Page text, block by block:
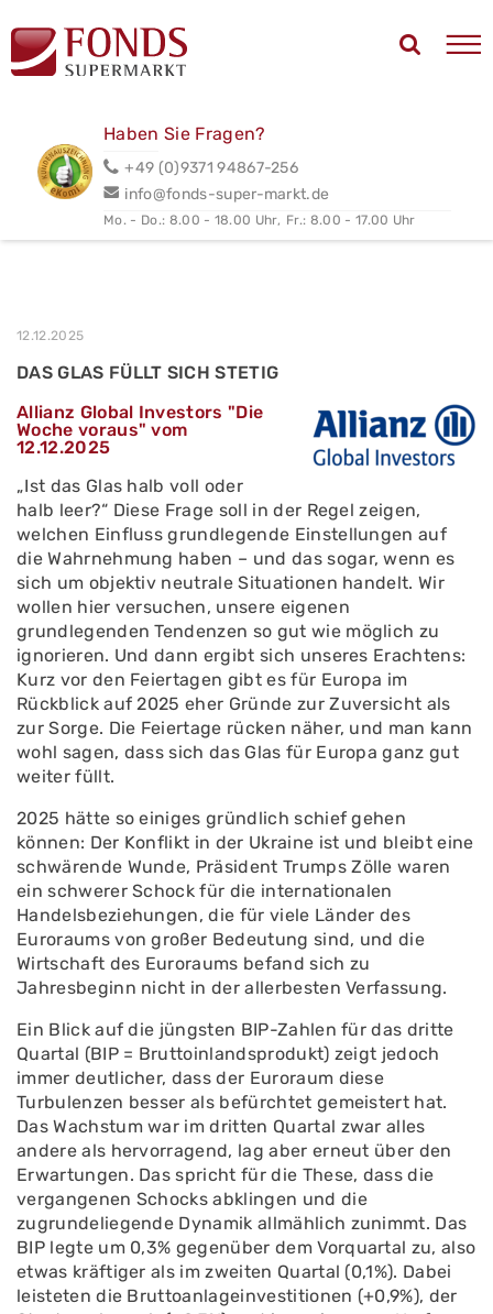
Haben Sie Fragen?
+49 (0)9371 94867-256
info@fonds-super-markt.de
Mo. - Do.: 8.00 - 18.00 Uhr, Fr.: 8.00 - 17.00 Uhr
12.12.2025
DAS GLAS FÜLLT SICH STETIG
Allianz Global Investors "Die
Woche voraus" vom
12.12.2025
„Ist das Glas halb voll oder
halb leer?“ Diese Frage soll in der Regel zeigen,
welchen Einfluss grundlegende Einstellungen auf
die Wahrnehmung haben – und das sogar, wenn es
sich um objektiv neutrale Situationen handelt. Wir
wollen hier versuchen, unsere eigenen
grundlegenden Tendenzen so gut wie möglich zu
ignorieren. Und dann ergibt sich unseres Erachtens:
Kurz vor den Feiertagen gibt es für Europa im
Rückblick auf 2025 eher Gründe zur Zuversicht als
zur Sorge. Die Feiertage rücken näher, und man kann
wohl sagen, dass sich das Glas für Europa ganz gut
weiter füllt.
2025 hätte so einiges gründlich schief gehen
können: Der Konflikt in der Ukraine ist und bleibt eine
schwärende Wunde, Präsident Trumps Zölle waren
ein schwerer Schock für die internationalen
Handelsbeziehungen, die für viele Länder des
Euroraums von großer Bedeutung sind, und die
Wirtschaft des Euroraums befand sich zu
Jahresbeginn nicht in der allerbesten Verfassung.
Ein Blick auf die jüngsten BIP-Zahlen für das dritte
Quartal (BIP = Bruttoinlandsprodukt) zeigt jedoch
immer deutlicher, dass der Euroraum diese
Turbulenzen besser als befürchtet gemeistert hat.
Das Wachstum war im dritten Quartal zwar alles
andere als hervorragend, lag aber erneut über den
Erwartungen. Das spricht für die These, dass die
vergangenen Schocks abklingen und die
zugrundeliegende Dynamik allmählich zunimmt. Das
BIP legte um 0,3% gegenüber dem Vorquartal zu, also
etwas kräftiger als im zweiten Quartal (0,1%). Dabei
leisteten die Bruttoanlageinvestitionen (+0,9%), der